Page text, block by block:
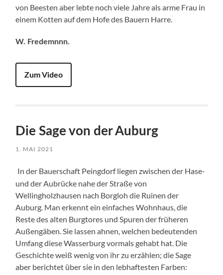
von Beesten aber lebte noch viele Jahre als arme Frau in
einem Kotten auf dem Hofe des Bauern Harre.
W. Fredemnnn.
Zum Video
Die Sage von der Auburg
1. MAI 2021
In der Bauerschaft Peingdorf liegen zwischen der Hase-
und der Aubrücke nahe der Straße von
Wellingholzhausen nach Borgloh die Ruinen der
Auburg. Man erkennt ein einfaches Wohnhaus, die
Reste des alten Burgtores und Spuren der früheren
Außengäben. Sie lassen ahnen, welchen bedeutenden
Umfang diese Wasserburg vormals gehabt hat. Die
Geschichte weiß wenig von ihr zu erzählen; die Sage
aber berichtet über sie in den lebhaftesten Farben: